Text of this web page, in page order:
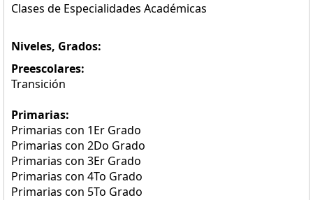
Clases de Especialidades Académicas
Niveles, Grados:
Preescolares:
Transición
Primarias:
Primarias con 1Er Grado
Primarias con 2Do Grado
Primarias con 3Er Grado
Primarias con 4To Grado
Primarias con 5To Grado